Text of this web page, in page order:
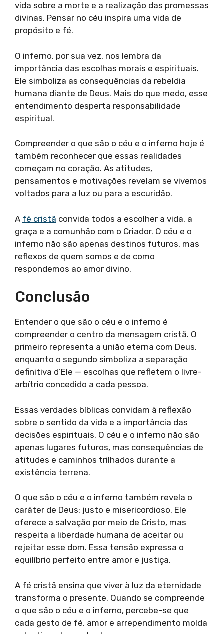
vida sobre a morte e a realização das promessas
divinas. Pensar no céu inspira uma vida de
propósito e fé.
O inferno, por sua vez, nos lembra da
importância das escolhas morais e espirituais.
Ele simboliza as consequências da rebeldia
humana diante de Deus. Mais do que medo, esse
entendimento desperta responsabilidade
espiritual.
Compreender o que são o céu e o inferno hoje é
também reconhecer que essas realidades
começam no coração. As atitudes,
pensamentos e motivações revelam se vivemos
voltados para a luz ou para a escuridão.
A fé cristã convida todos a escolher a vida, a
graça e a comunhão com o Criador. O céu e o
inferno não são apenas destinos futuros, mas
reflexos de quem somos e de como
respondemos ao amor divino.
Conclusão
Entender o que são o céu e o inferno é
compreender o centro da mensagem cristã. O
primeiro representa a união eterna com Deus,
enquanto o segundo simboliza a separação
definitiva d’Ele — escolhas que refletem o livre-
arbítrio concedido a cada pessoa.
Essas verdades bíblicas convidam à reflexão
sobre o sentido da vida e a importância das
decisões espirituais. O céu e o inferno não são
apenas lugares futuros, mas consequências de
atitudes e caminhos trilhados durante a
existência terrena.
O que são o céu e o inferno também revela o
caráter de Deus: justo e misericordioso. Ele
oferece a salvação por meio de Cristo, mas
respeita a liberdade humana de aceitar ou
rejeitar esse dom. Essa tensão expressa o
equilíbrio perfeito entre amor e justiça.
A fé cristã ensina que viver à luz da eternidade
transforma o presente. Quando se compreende
o que são o céu e o inferno, percebe-se que
cada gesto de fé, amor e arrependimento molda